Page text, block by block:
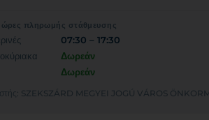
ώρες πληρωμής στάθμευσης
07:30 – 17:30
Δωρεάν
Δωρεάν
SZEKSZÁRD MEGYEI JOGÚ VÁROS